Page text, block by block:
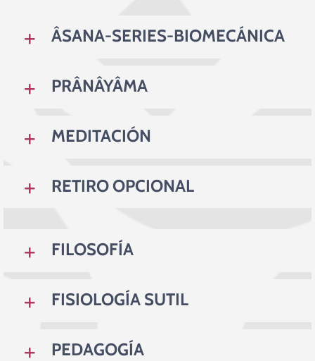
ÂSANA-SERIES-BIOMECÁNICA
PRÂNÂYÂMA
MEDITACIÓN
RETIRO OPCIONAL
FILOSOFÍA
FISIOLOGÍA SUTIL
PEDAGOGÍA